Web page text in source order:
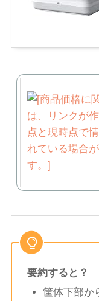
要約すると？
筐体下部か